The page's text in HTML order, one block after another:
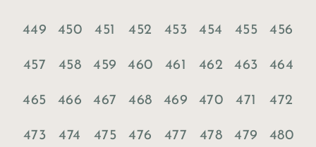
449 450 451 452 453 454 455 456
457 458 459 460 461 462 463 464
465 466 467 468 469 470 471 472
473 474 475 476 477 478 479 480